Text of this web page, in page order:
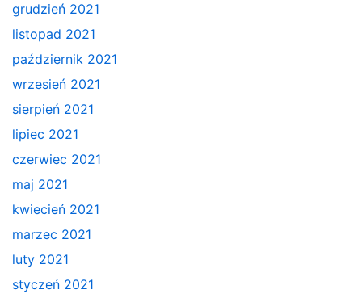
grudzień 2021
listopad 2021
październik 2021
wrzesień 2021
sierpień 2021
lipiec 2021
czerwiec 2021
maj 2021
kwiecień 2021
marzec 2021
luty 2021
styczeń 2021